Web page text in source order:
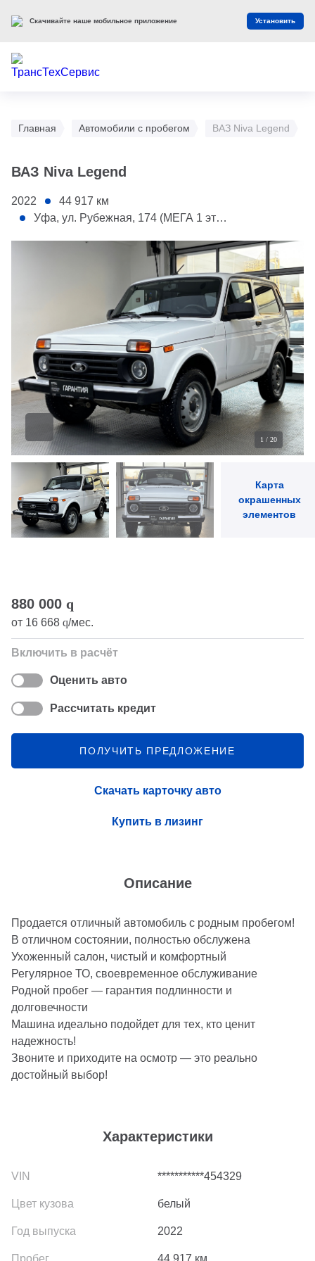
Главная Автомобили с пробегом ВАЗ Niva Legend
ВАЗ Niva Legend
2022 44 917 км
Уфа, ул. Рубежная, 174 (МЕГА 1 этаж)
1 / 20
Карта
окрашенных
элементов
Характеристики
***********454329
белый
2022
Описание
Продается отличный автомобиль с родным пробегом!
В отличном состоянии, полностью обслужена
Ухоженный салон, чистый и комфортный
Регулярное ТО, своевременное обслуживание
Родной пробег — гарантия подлинности и
долговечности
Машина идеально подойдет для тех, кто ценит
надежность!
Звоните и приходите на осмотр — это реально
достойный выбор!
880 000 q
от 16 668 q/мес.
Включить в расчёт
Оценить авто
Рассчитать кредит
ПОЛУЧИТЬ ПРЕДЛОЖЕНИЕ
Скачать карточку авто
Купить в лизинг
Скачивайте наше мобильное приложение Установить